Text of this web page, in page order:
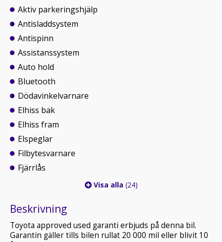
Aktiv parkeringshjälp
Antisladdsystem
Antispinn
Assistanssystem
Auto hold
Bluetooth
Dödavinkelvarnare
Elhiss bak
Elhiss fram
Elspeglar
Filbytesvarnare
Fjärrlås
Visa alla (24)
Beskrivning
Toyota approved used garanti erbjuds på denna bil.
Garantin gäller tills bilen rullat 20 000 mil eller blivit 10